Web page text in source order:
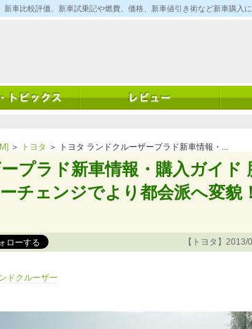
車比較評価、新車試乗記や燃費、価格、新車値引き術など新車購入
＞ トヨタ ＞ トヨタ ランドクルーザープラド新車情報・...
プラド新車情報・購入ガイド
チェンジでより都会派へ変貌！
【トヨタ】2013/
ドクルーザー